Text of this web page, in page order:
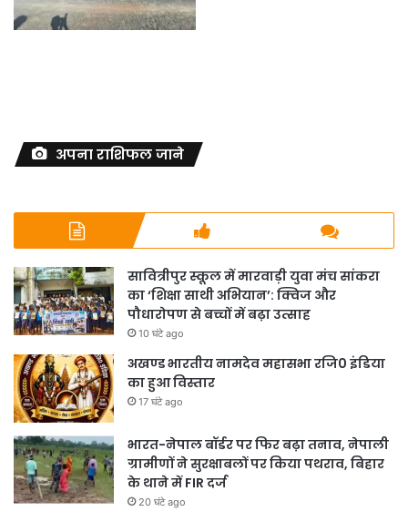
अपना राशिफल जाने
सावित्रीपुर स्कूल में मारवाड़ी युवा मंच सांकरा
का ‘शिक्षा साथी अभियान’: क्विज और
पौधारोपण से बच्चों में बढ़ा उत्साह
10 घंटे ago
अखण्ड भारतीय नामदेव महासभा रजि0 इंडिया
का हुआ विस्तार
17 घंटे ago
भारत-नेपाल बॉर्डर पर फिर बढ़ा तनाव, नेपाली
ग्रामीणों ने सुरक्षाबलों पर किया पथराव, बिहार
के थाने में FIR दर्ज
20 घंटे ago